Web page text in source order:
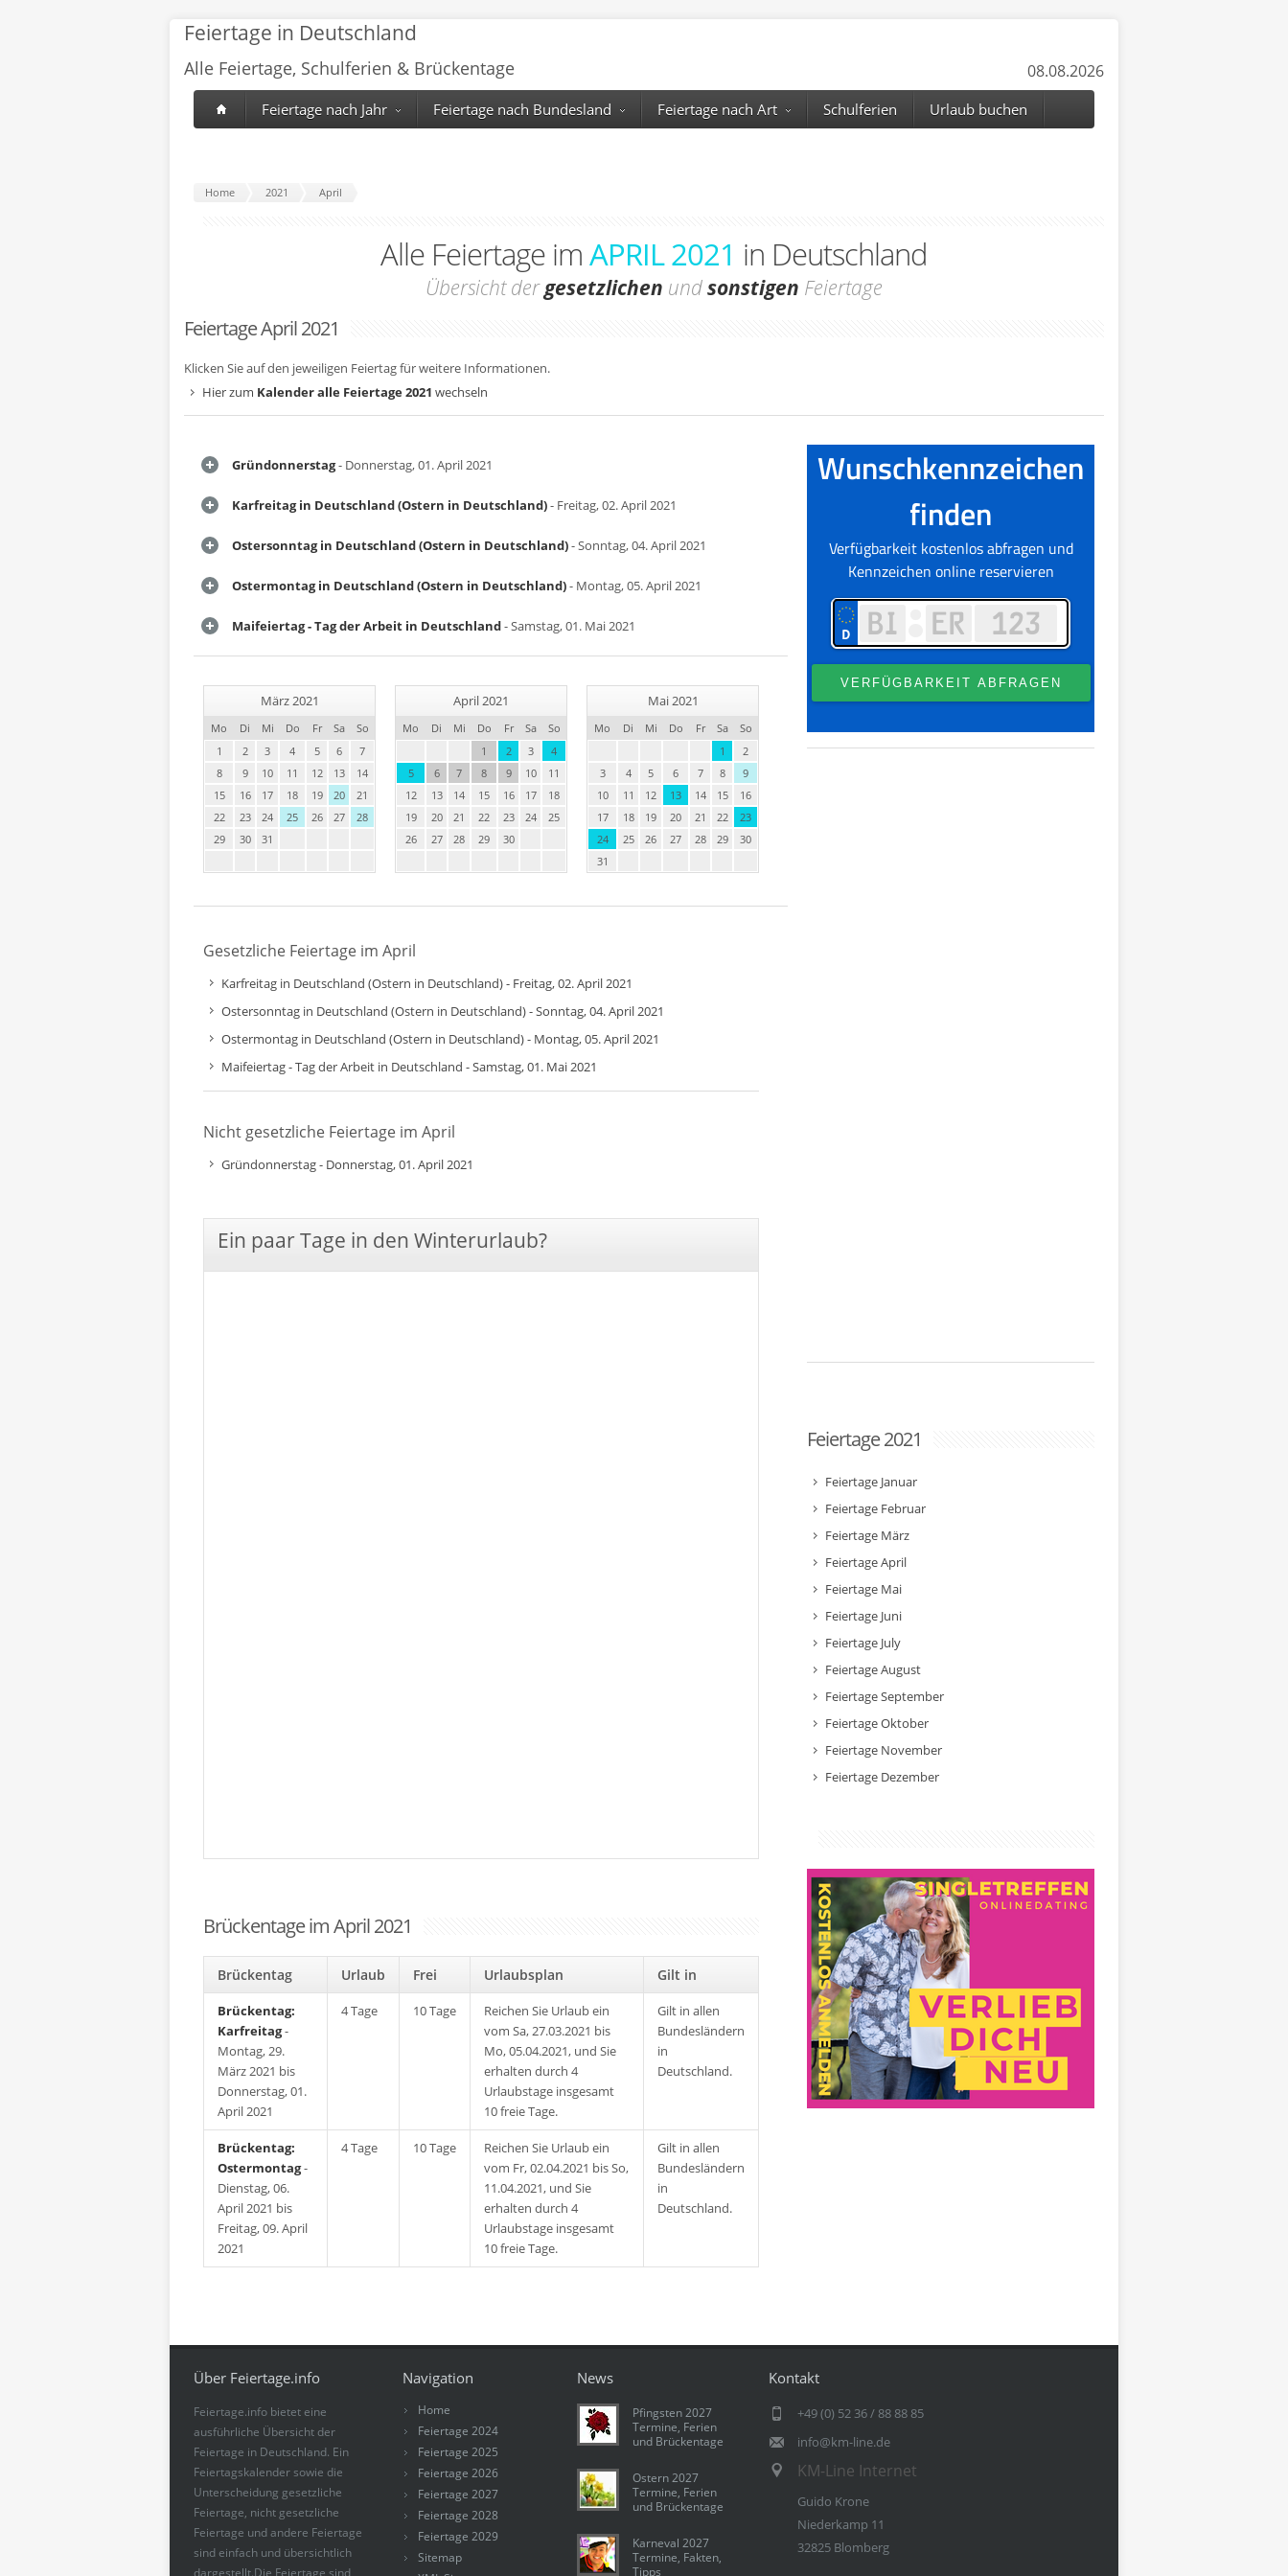
Feiertage in Deutschland
Alle Feiertage, Schulferien & Brückentage 08.08.2026
Feiertage nach Jahr Feiertage nach Bundesland Feiertage nach Art Schulferien Urlaub buchen
Home 2021 April
Alle Feiertage imAPRIL 2021 in Deutschland
Übersicht dergesetzlichen undsonstigen Feiertage
Feiertage April 2021
Klicken Sie auf den jeweiligen Feiertag für weitere Informationen.
Hier zum Kalender alle Feiertage 2021 wechseln
Gründonnerstag- Donnerstag, 01. April 2021
Karfreitag in Deutschland (Ostern in Deutschland)- Freitag, 02. April 2021
Ostersonntag in Deutschland (Ostern in Deutschland)- Sonntag, 04. April 2021
Ostermontag in Deutschland (Ostern in Deutschland)- Montag, 05. April 2021
Maifeiertag - Tag der Arbeit in Deutschland- Samstag, 01. Mai 2021
März 2021
Mo Di Mi Do Fr Sa
So
1
2 3 4 5 6
7
8
9 10 11 12 13
14
15
16 17 18 19 20
21
22
23 24 25 26 27
28
29
30 31
April 2021
Mo Di Mi Do Fr Sa
So
1
2 3
4
5
6 7 8 9 10
11
12
13 14 15 16 17
18
19
20 21 22 23 24
25
26
27 28 29 30
Mai 2021
Mo Di Mi Do Fr Sa
So
1
2
3
4 5 6 7 8
9
10
11 12 13 14 15
16
17
18 19 20 21 22
23
24
25 26 27 28 29
30
31
Gesetzliche Feiertage im April
Karfreitag in Deutschland (Ostern in Deutschland) - Freitag, 02. April 2021
Ostersonntag in Deutschland (Ostern in Deutschland) - Sonntag, 04. April 2021
Ostermontag in Deutschland (Ostern in Deutschland) - Montag, 05. April 2021
Maifeiertag - Tag der Arbeit in Deutschland - Samstag, 01. Mai 2021
Nicht gesetzliche Feiertage im April
Gründonnerstag - Donnerstag, 01. April 2021
Ein paar Tage in den Winterurlaub?
Brückentage im April 2021
Brückentag Urlaub Frei Urlaubsplan Gilt in
Brückentag:
Karfreitag-
Montag, 29.
März 2021 bis
Donnerstag, 01.
April 2021
4 Tage 10 Tage
Reichen Sie Urlaub ein
vom Sa, 27.03.2021 bis
Mo, 05.04.2021, und Sie
erhalten durch 4
Urlaubstage insgesamt
10 freie Tage.
Gilt in allen
Bundesländern
in
Deutschland.
Brückentag:
Ostermontag-
Dienstag, 06.
April 2021 bis
Freitag, 09. April
2021
4 Tage 10 Tage
Reichen Sie Urlaub ein
vom Fr, 02.04.2021 bis So,
11.04.2021, und Sie
erhalten durch 4
Urlaubstage insgesamt
10 freie Tage.
Gilt in allen
Bundesländern
in
Deutschland.
Feiertage 2021
Feiertage Januar
Feiertage Februar
Feiertage März
Feiertage April
Feiertage Mai
Feiertage Juni
Feiertage July
Feiertage August
Feiertage September
Feiertage Oktober
Feiertage November
Feiertage Dezember
Über Feiertage.info
Feiertage.info bietet eine
ausführliche Übersicht der
Feiertage in Deutschland. Ein
Feiertagskalender sowie die
Unterscheidung gesetzliche
Feiertage, nicht gesetzliche
Feiertage und andere Feiertage
sind einfach und übersichtlich
dargestellt.Die Feiertage sind
Navigation
Home
Feiertage 2024
Feiertage 2025
Feiertage 2026
Feiertage 2027
Feiertage 2028
Feiertage 2029
Sitemap
News
Pfingsten 2027
Termine, Ferien
und Brückentage
Ostern 2027
Termine, Ferien
und Brückentage
Karneval 2027
Termine, Fakten,
Tipps
Kontakt
+49 (0) 52 36 / 88 88 85
info@km-line.de
KM-Line Internet
Guido Krone
Niederkamp 11
32825 Blomberg